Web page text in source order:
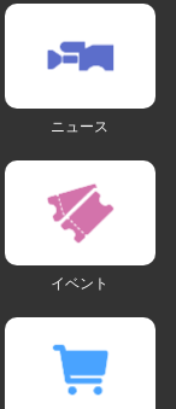
ニュース
イベント